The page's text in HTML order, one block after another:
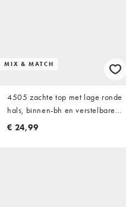
MIX & MATCH
4505 zachte top met lage ronde
hals, binnen-bh en verstelbare
bandjes in lichtblauw
€ 24,99